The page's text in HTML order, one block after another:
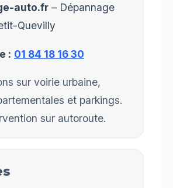
auto.fr – Dépannage
Quevilly
: 01 84 18 16 30
sur voirie urbaine,
et parkings.
sur autoroute.